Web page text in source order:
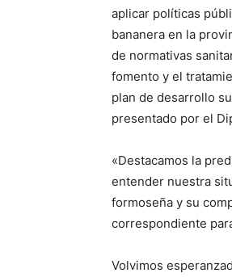
aplicar políticas
bananera en la
de normativas
fomento y el
plan de desarrollo
presentado por el
«Destacamos la
entender nuestra
formoseña y su
correspondiente
Volvimos